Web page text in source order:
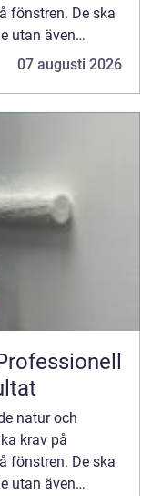
fönstren. De ska
utan även
07 augusti 2026
natur och
krav på
fönstren. De ska
utan även